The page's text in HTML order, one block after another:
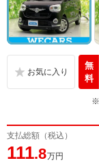
無
料
※
支払総額（税込）
111.8万円